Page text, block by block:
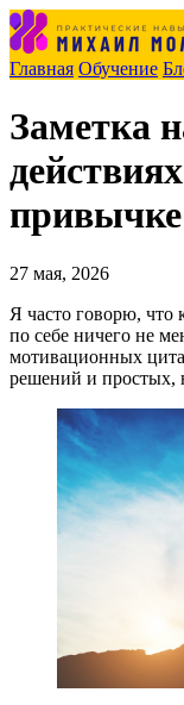
Главная Обучение
Заметка
привычке
27 мая, 2026
Я часто говорю, что
по себе ничего не
мотивационных
решений и простых,